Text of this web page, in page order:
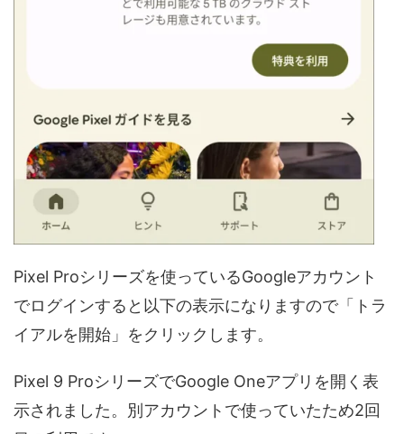
Pixel Proシリーズを使っているGoogleアカウント
でログインすると以下の表示になりますので「トラ
イアルを開始」をクリックします。
Pixel 9 ProシリーズでGoogle Oneアプリを開く表
示されました。別アカウントで使っていたため2回